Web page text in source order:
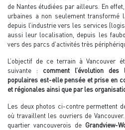
de Nantes étudiées par ailleurs. En
urbaines a non seulement transformé
depuis l’industrie vers les services
aussi leur localisation, depuis les
vers des parcs d’activités très
L’objectif de ce terrain à Vancouver
suivante : comment l’évolution
populaires est-elle pensée et prise en
et régionales ainsi que par les
Les deux photos ci-contre permettent
où travaillent les ouvriers de
quartier vancouverois de Grandview-